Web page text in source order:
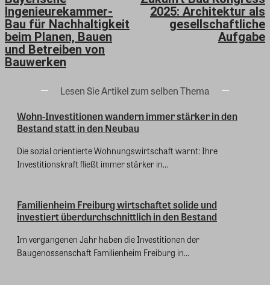
Ingenieurekammer-
Bau für Nachhaltigkeit
beim Planen, Bauen
und Betreiben von
Bauwerken
2025: Architektur als
gesellschaftliche
Aufgabe
Lesen Sie Artikel zum selben Thema
Wohn-Investitionen wandern immer stärker in den
Bestand statt in den Neubau
Die sozial orientierte Wohnungswirtschaft warnt: Ihre
Investitionskraft fließt immer stärker in...
Familienheim Freiburg wirtschaftet solide und
investiert überdurchschnittlich in den Bestand
Im vergangenen Jahr haben die Investitionen der
Baugenossenschaft Familienheim Freiburg in...